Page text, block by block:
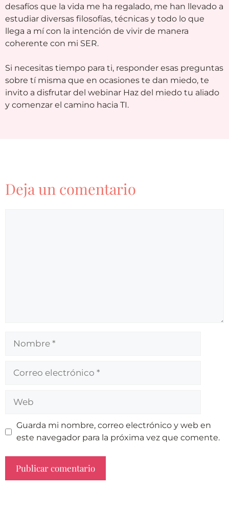
desafíos que la vida me ha regalado, me han llevado a
estudiar diversas filosofías, técnicas y todo lo que
llega a mí con la intención de vivir de manera
coherente con mi SER.
Si necesitas tiempo para ti, responder esas preguntas
sobre tí misma que en ocasiones te dan miedo, te
invito a disfrutar del webinar Haz del miedo tu aliado
y comenzar el camino hacia TI.
Deja un comentario
Guarda mi nombre, correo electrónico y web en
este navegador para la próxima vez que comente.